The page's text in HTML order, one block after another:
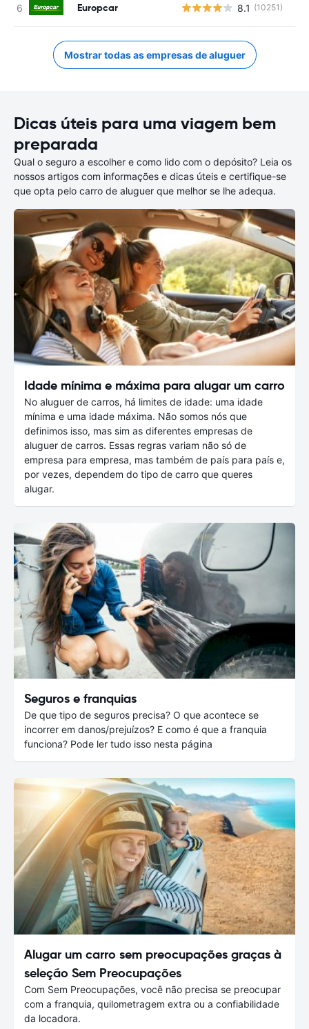
Europcar 8.1 (10251)
Mostrar todas as empresas de aluguer
Dicas úteis para uma viagem bem
preparada
Qual o seguro a escolher e como lido com o depósito? Leia os
nossos artigos com informações e dicas úteis e certifique-se
que opta pelo carro de aluguer que melhor se lhe adequa.
Idade mínima e máxima para alugar um carro
No aluguer de carros, há limites de idade: uma idade
mínima e uma idade máxima. Não somos nós que
definimos isso, mas sim as diferentes empresas de
aluguer de carros. Essas regras variam não só de
empresa para empresa, mas também de país para país e,
por vezes, dependem do tipo de carro que queres
alugar.
Seguros e franquias
De que tipo de seguros precisa? O que acontece se
incorrer em danos/prejuízos? E como é que a franquia
funciona? Pode ler tudo isso nesta página
Alugar um carro sem preocupações graças à
seleção Sem Preocupações
Com Sem Preocupações, você não precisa se preocupar
com a franquia, quilometragem extra ou a confiabilidade
da locadora.